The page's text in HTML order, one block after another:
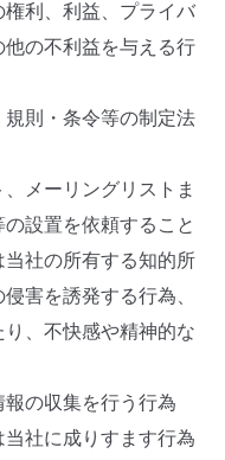
利、利益、プライバ
の不利益を与える行
則・条令等の制定法
メーリングリストま
設置を依頼すること
社の所有する知的所
害を誘発する行為、
、不快感や精神的な
の収集を行う行為
社に成りすます行為